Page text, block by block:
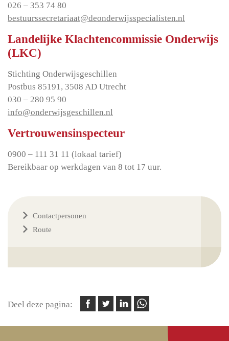
026 – 353 74 80
bestuurssecretariaat@deonderwijsspecialisten.nl
Landelijke Klachtencommissie Onderwijs
(LKC)
Stichting Onderwijsgeschillen
Postbus 85191, 3508 AD Utrecht
030 – 280 95 90
info@onderwijsgeschillen.nl
Vertrouwensinspecteur
0900 – 111 31 11 (lokaal tarief)
Bereikbaar op werkdagen van 8 tot 17 uur.
Contactpersonen
Route
Deel deze pagina: